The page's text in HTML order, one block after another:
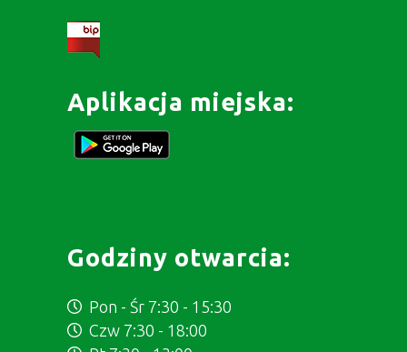
Aplikacja miejska:
Godziny otwarcia:
Pon - Śr 7:30 - 15:30
Czw 7:30 - 18:00